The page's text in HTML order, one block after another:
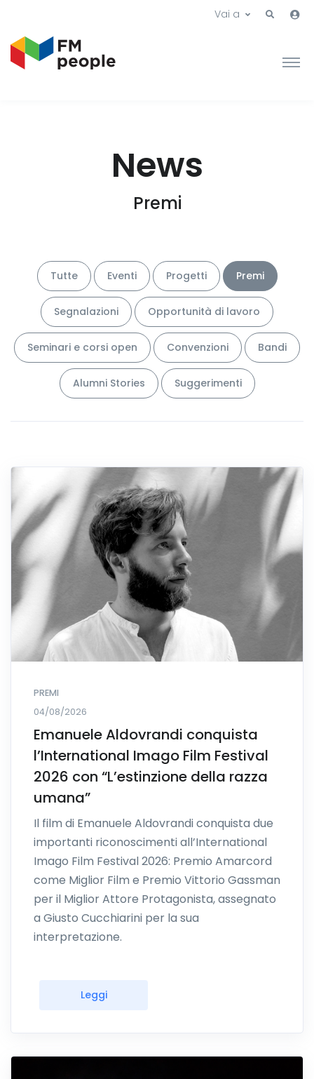
Vai a
News
Premi
Tutte Eventi Progetti Premi
Segnalazioni Opportunità di lavoro
Seminari e corsi open Convenzioni Bandi
Alumni Stories Suggerimenti
PREMI
04/08/2026
Emanuele Aldovrandi conquista
l’International Imago Film Festival
2026 con “L’estinzione della razza
umana”
Il film di Emanuele Aldovrandi conquista due
importanti riconoscimenti all’International
Imago Film Festival 2026: Premio Amarcord
come Miglior Film e Premio Vittorio Gassman
per il Miglior Attore Protagonista, assegnato
a Giusto Cucchiarini per la sua
interpretazione.
Leggi